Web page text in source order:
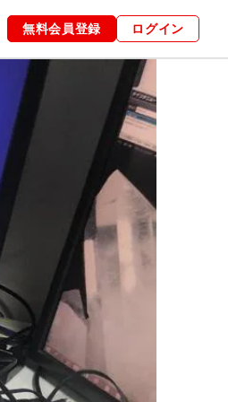
編集部 お知らせ
無料会員登録 ログイン